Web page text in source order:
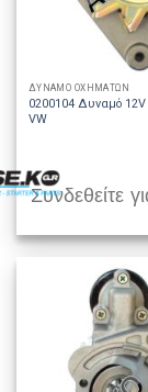
ΔΥΝΑΜΟ ΟΧΗΜΑΤΩΝ
0200104 Δυναμό 12V
VW
Συνδεθείτε